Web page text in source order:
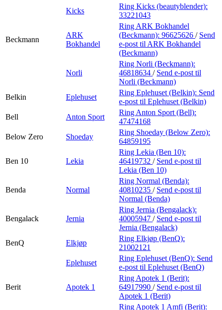
Kicks
Ring Kicks (beautyblender):
33221043
Beckmann
ARK
Bokhandel
Ring ARK Bokhandel
(Beckmann): 96625626 / Send
e-post til ARK Bokhandel
(Beckmann)
Norli
Ring Norli (Beckmann):
46818634 / Send e-post til
Norli (Beckmann)
Belkin
Eplehuset
Ring Eplehuset (Belkin): Send
e-post til Eplehuset (Belkin)
Bell
Anton Sport
Ring Anton Sport (Bell):
47474168
Below Zero
Shoeday
Ring Shoeday (Below Zero):
64859195
Ben 10 Lekia
Ring Lekia (Ben 10):
46419732 / Send e-post til
Lekia (Ben 10)
Benda Normal
Ring Normal (Benda):
40810235 / Send e-post til
Normal (Benda)
Bengalack Jernia
Ring Jernia (Bengalack):
40005947 / Send e-post til
Jernia (Bengalack)
BenQ
Elkjøp
Ring Elkjøp (BenQ):
21002121
Eplehuset
Ring Eplehuset (BenQ): Send
e-post til Eplehuset (BenQ)
Berit Apotek 1
Ring Apotek 1 (Berit):
64917990 / Send e-post til
Apotek 1 (Berit)
Ring Apotek 1 Amfi (Berit):